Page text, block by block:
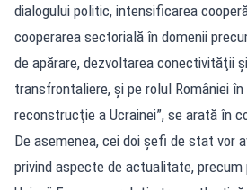
dialogului politic, intensificarea
cooperarea sectorială în domenii
de apărare, dezvoltarea conectivităţii
transfrontaliere, şi pe rolul României
reconstrucţie a Ucrainei”, se arată în
De asemenea, cei doi şefi de stat vor
privind aspecte de actualitate,